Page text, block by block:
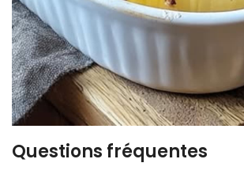
Questions fréquentes